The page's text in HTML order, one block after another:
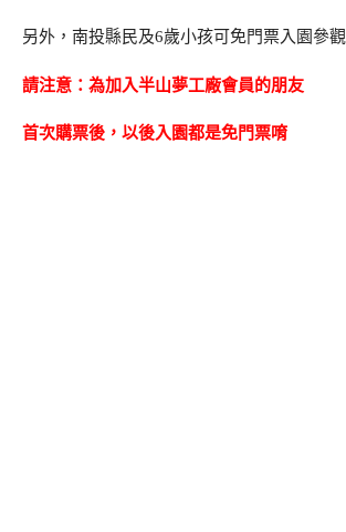
另外，南投縣民及6歲小孩可免門票入園參觀
請注意：為加入半山夢工廠會員的朋友
首次購票後，以後入園都是免門票唷